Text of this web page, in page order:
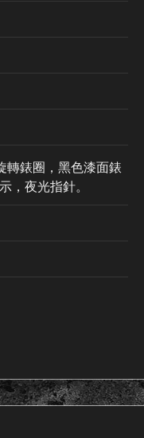
轉錶圈，黑色漆面錶
，夜光指針。